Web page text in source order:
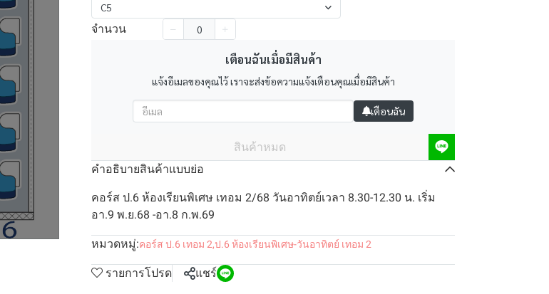
C5
จำนวน
เตือนฉันเมื่อมีสินค้า
แจ้งอีเมลของคุณไว้ เราจะส่งข้อความแจ้งเตือนคุณเมื่อมีสินค้า
เตือนฉัน
สินค้าหมด
คำอธิบายสินค้าแบบย่อ
คอร์ส ป.6 ห้องเรียนพิเศษ เทอม 2/68 วันอาทิตย์เวลา 8.30-12.30 น. เริ่ม
อา.9 พ.ย.68 -อา.8 ก.พ.69
หมวดหมู่:คอร์ส ป.6 เทอม 2,ป.6 ห้องเรียนพิเศษ-วันอาทิตย์ เทอม 2
รายการโปรด แชร์